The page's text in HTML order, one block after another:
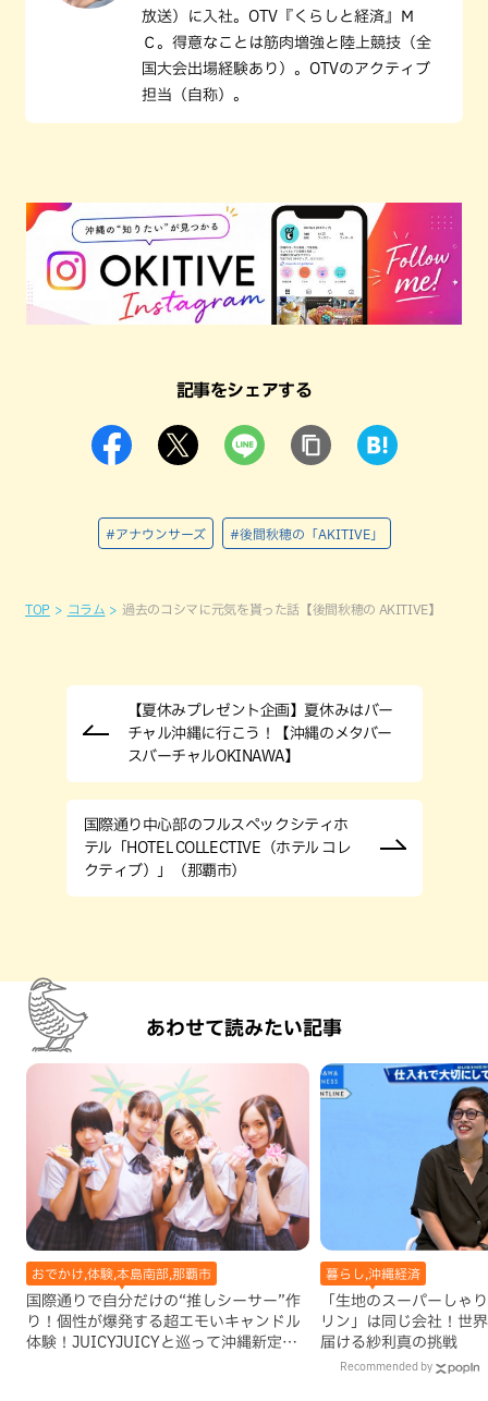
放送）に入社。OTV『くらしと経済』Ｍ
Ｃ。得意なことは筋肉増強と陸上競技（全
国大会出場経験あり）。OTVのアクティブ
担当（自称）。
記事をシェアする
#アナウンサーズ #後間秋穂の「AKITIVE」
TOP コラム 過去のコシマに元気を貰った話【後間秋穂の AKITIVE】
【夏休みプレゼント企画】夏休みはバー
チャル沖縄に行こう！【沖縄のメタバー
スバーチャルOKINAWA】
国際通り中心部のフルスペックシティホ
テル「HOTEL COLLECTIVE（ホテル コレ
クティブ）」（那覇市）
あわせて読みたい記事
おでかけ,体験,本島南部,那覇市
国際通りで自分だけの“推しシーサー”作
り！個性が爆発する超エモいキャンドル
体験！JUICYJUICYと巡って沖縄新定番
暮らし,沖縄経済
「生地のスーパーしゃ
リン」は同じ会社！世
届ける紗利真の挑戦
Recommended by